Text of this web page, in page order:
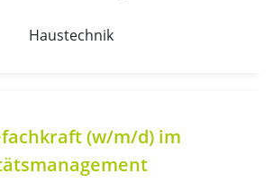
Haustechnik
(w/m/d) im